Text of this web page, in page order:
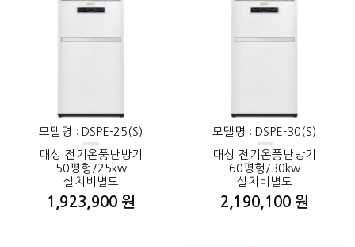
모델명 : DSPE-25(S)
대성 전기온풍난방기
50평형/25kw
설치비별도
1,923,900 원
모델명 : DSPE-30(S)
대성 전기온풍난방기
60평형/30kw
설치비별도
2,190,100 원